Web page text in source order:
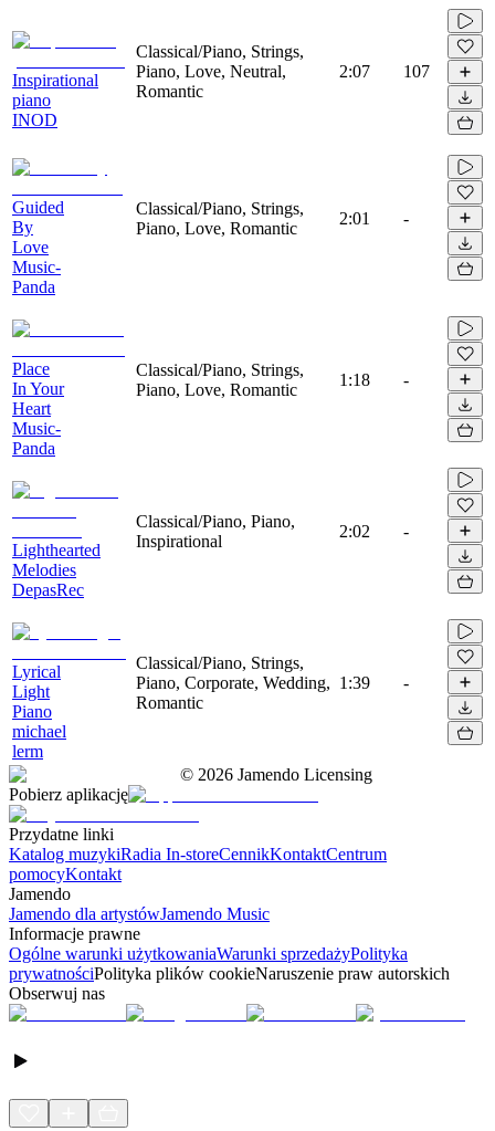
Inspirational
piano
INOD
Classical/Piano, Strings,
Piano, Love, Neutral,
Romantic
2:07 107
Guided
By
Love
Music-
Panda
Classical/Piano, Strings,
Piano, Love, Romantic
2:01 -
Place
In Your
Heart
Music-
Panda
Classical/Piano, Strings,
Piano, Love, Romantic
1:18 -
Lighthearted
Melodies
DepasRec
Classical/Piano, Piano,
Inspirational
2:02 -
Lyrical
Light
Piano
michael
lerm
Classical/Piano, Strings,
Piano, Corporate, Wedding,
Romantic
1:39 -
© 2026 Jamendo Licensing
Pobierz aplikację
Przydatne linki
Katalog muzykiRadia In-storeCennikKontaktCentrum
pomocyKontakt
Jamendo
Jamendo dla artystówJamendo Music
Informacje prawne
Ogólne warunki użytkowaniaWarunki sprzedażyPolityka
prywatnościPolityka plików cookieNaruszenie praw autorskich
Obserwuj nas